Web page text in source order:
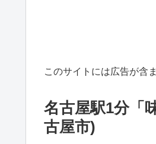
このサイトには広告が含
名古屋駅1分「
古屋市)